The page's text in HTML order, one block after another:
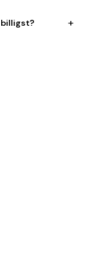
billigst? +